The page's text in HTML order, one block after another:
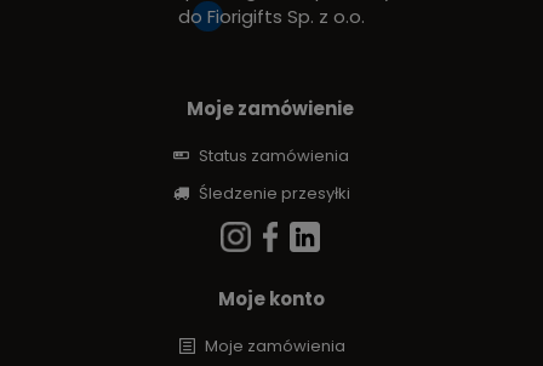
do Fiorigifts Sp. z o.o.
Moje zamówienie
Status zamówienia
Śledzenie przesyłki
Moje konto
Moje zamówienia